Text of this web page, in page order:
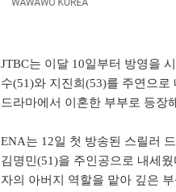
JTBC는 이달 10일부터 방영을
수(51)와 지진희(53)를 주연으
드라마에서 이혼한 부부로 등장
ENA는 12일 첫 방송된 스릴러
김명민(51)을 주인공으로 내세
자의 아버지 역할을 맡아 깊은